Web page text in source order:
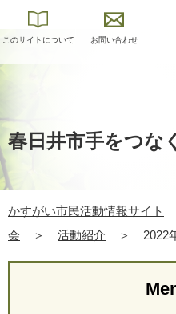
このサイトについて お問い合わせ
春日井市手をつな
かすがい市民活動情報サイト
会
＞ 活動紹介 ＞ 2022